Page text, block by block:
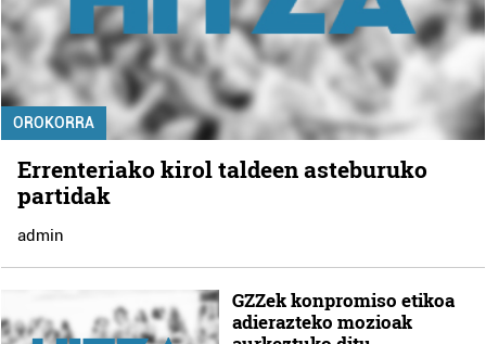
OROKORRA
Errenteriako kirol taldeen asteburuko
partidak
admin
GZZek konpromiso etikoa
adierazteko mozioak